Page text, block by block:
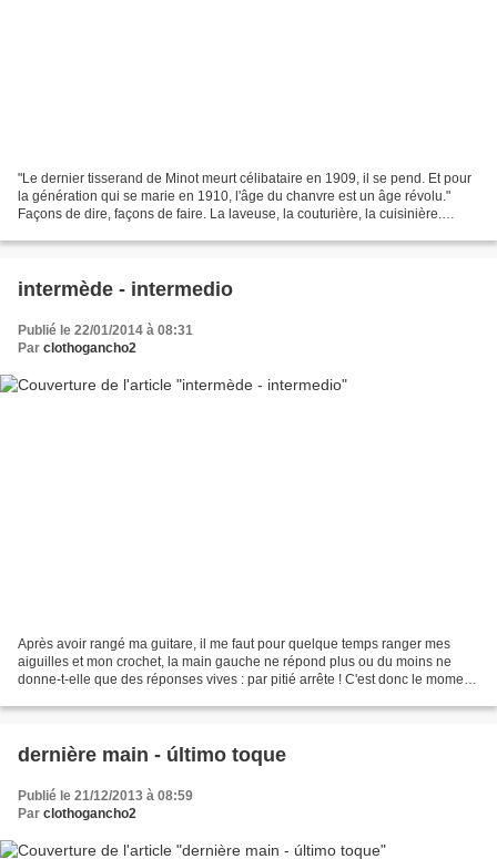
"Le dernier tisserand de Minot meurt célibataire en 1909, il se pend. Et pour
la génération qui se marie en 1910, l'âge du chanvre est un âge révolu."
Façons de dire, façons de faire. La laveuse, la couturière, la cuisinière.
intermède - intermedio
Publié le 22/01/2014 à 08:31
Par clothogancho2
Après avoir rangé ma guitare, il me faut pour quelque temps ranger mes
aiguilles et mon crochet, la main gauche ne répond plus ou du moins ne
donne-t-elle que des réponses vives : par pitié arrête ! C'est donc le moment
dernière main - último toque
Publié le 21/12/2013 à 08:59
Par clothogancho2